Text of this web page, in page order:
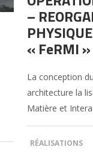
–
« FeRMI »
La conception
architecture la
Matière et
RÉALISATIONS